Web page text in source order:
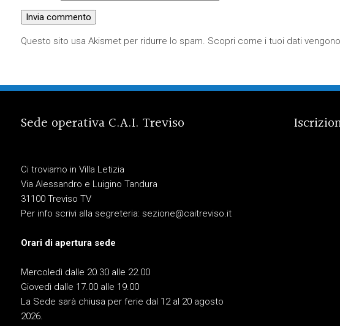
Questo sito usa Akismet per ridurre lo spam. Scopri come i tuoi dati
Sede operativa C.A.I. Treviso
Ci troviamo in Villa Letizia
Via Alessandro e Luigino Tandura
31100 Treviso TV
Per info scrivi alla segreteria: sezione@caitreviso.it
Orari di apertura sede
Mercoledì dalle 20.30 alle 22.00
Giovedì dalle 17.00 alle 19.00
La Sede sarà chiusa per ferie dal 12 al 20 agosto
2026.